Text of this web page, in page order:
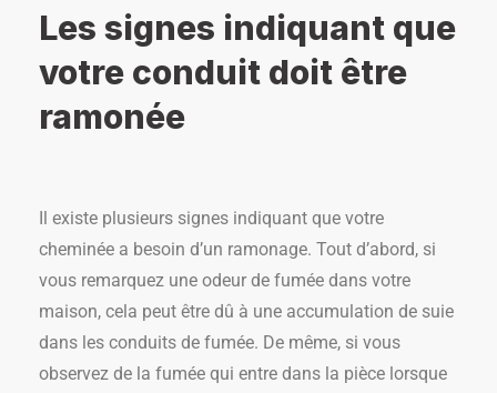
Les signes indiquant que
votre conduit doit être
ramonée
Il existe plusieurs signes indiquant que votre
cheminée a besoin d’un ramonage. Tout d’abord, si
vous remarquez une odeur de fumée dans votre
maison, cela peut être dû à une accumulation de suie
dans les conduits de fumée. De même, si vous
observez de la fumée qui entre dans la pièce lorsque